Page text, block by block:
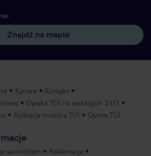
Znajdź na mapie
Kariera
Kontakt
Opieka TUI na wakacjach 24/7
Aplikacja mobilna TUI Opinie TUI
samolotem
Reklamacje